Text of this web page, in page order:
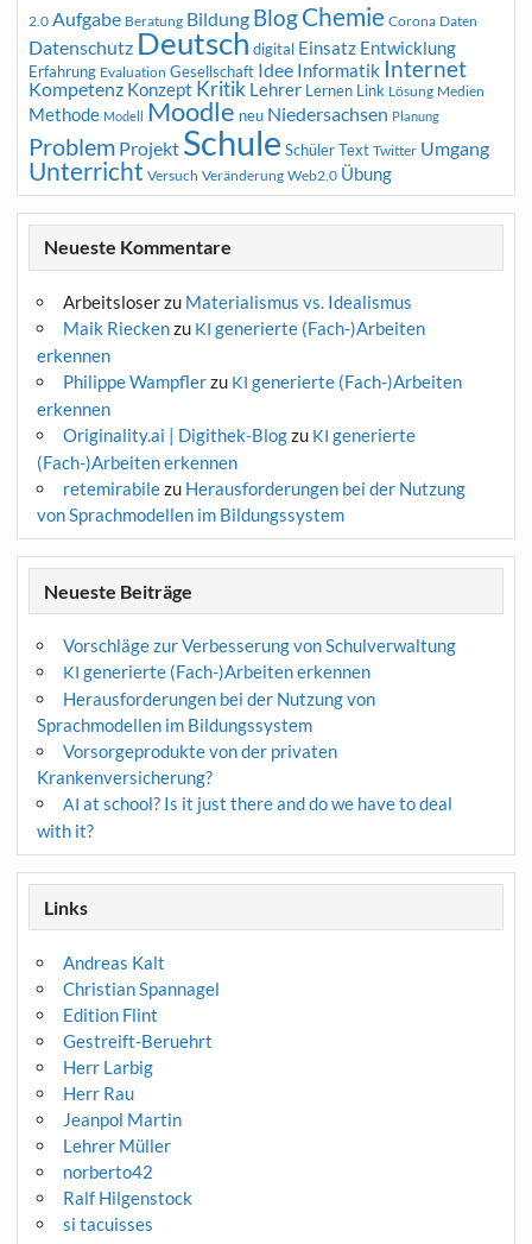
2.0 Aufgabe Beratung Bildung BlogChemie Corona Daten
Datenschutz Deutsch digital Einsatz Entwicklung
Erfahrung Evaluation Gesellschaft Idee Informatik Internet
Kompetenz Konzept Kritik Lehrer Lernen Link Lösung Medien
Methode Modell Moodle neu Niedersachsen Planung
Problem Projekt Schule Schüler Text Twitter Umgang
Unterricht Versuch Veränderung Web2.0 Übung
Neueste Kommentare
Arbeitsloserzu Materialismus vs. Idealismus
Maik Rieckenzu KI generierte (Fach-)Arbeiten
erkennen
Philippe Wampflerzu KI generierte (Fach-)Arbeiten
erkennen
Originality.ai | Digithek-Blogzu KI generierte
(Fach-)Arbeiten erkennen
retemirabilezu Herausforderungen bei der Nutzung
von Sprachmodellen im Bildungssystem
Neueste Beiträge
Vorschläge zur Verbesserung von Schulverwaltung
KI generierte (Fach-)Arbeiten erkennen
Herausforderungen bei der Nutzung von
Sprachmodellen im Bildungssystem
Vorsorgeprodukte von der privaten
Krankenversicherung?
AI at school? Is it just there and do we have to deal
with it?
Links
Andreas Kalt
Christian Spannagel
Edition Flint
Gestreift-Beruehrt
Herr Larbig
Herr Rau
Jeanpol Martin
Lehrer Müller
norberto42
Ralf Hilgenstock
si tacuisses